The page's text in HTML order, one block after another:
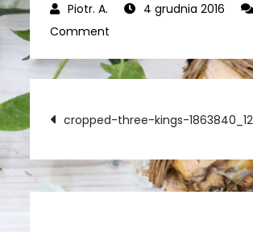
4 grudnia 2016
Comment
three-
1863840_12802.png
Nawigacja
wpisu
cropped-three-kings-